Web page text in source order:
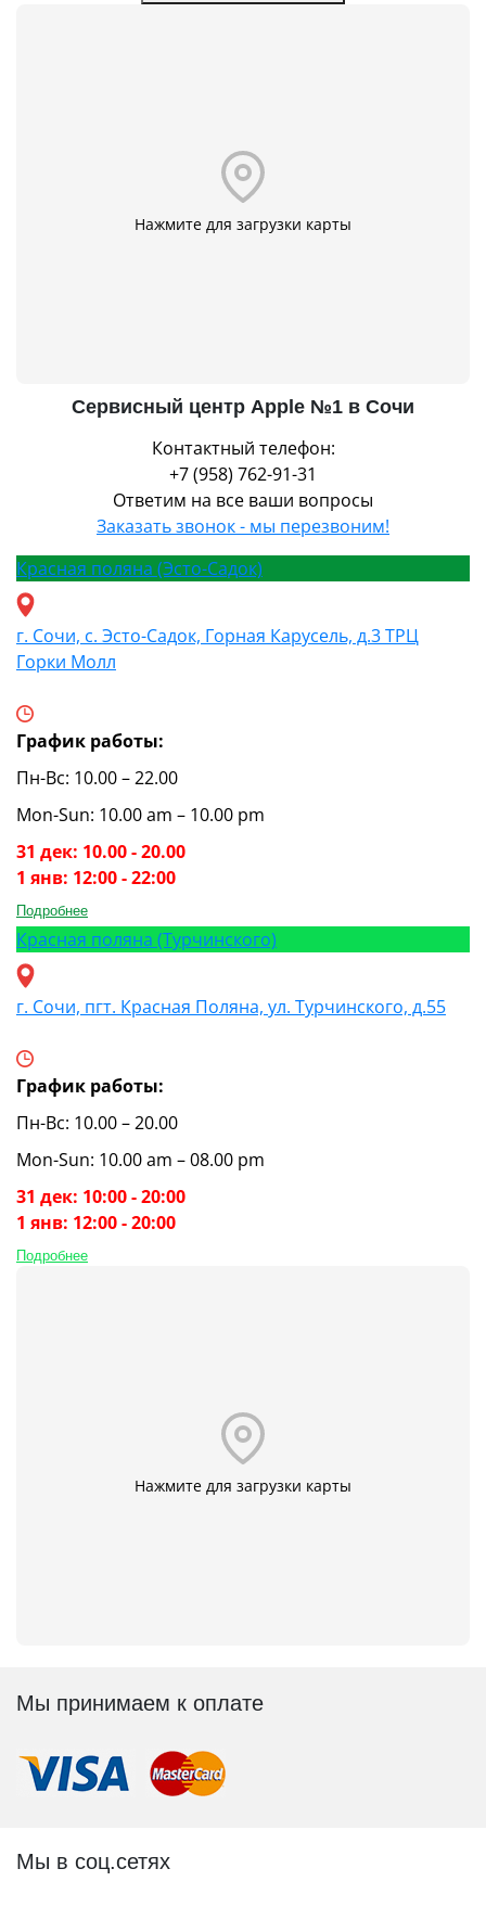
Нажмите для загрузки карты
Сервисный центр Apple №1 в Сочи
Контактный телефон:
+7 (958) 762-91-31
Ответим на все ваши вопросы
Заказать звонок - мы перезвоним!
Красная поляна (Эсто-Садок)
г. Сочи, с. Эсто-Садок, Горная Карусель, д.3 ТРЦ
Горки Молл
График работы:
Пн-Вс: 10.00 – 22.00
Mon-Sun: 10.00 am – 10.00 pm
31 дек: 10.00 - 20.00
1 янв: 12:00 - 22:00
Подробнее
Красная поляна (Турчинского)
г. Сочи, пгт. Красная Поляна, ул. Турчинского, д.55
График работы:
Пн-Вс: 10.00 – 20.00
Mon-Sun: 10.00 am – 08.00 pm
31 дек: 10:00 - 20:00
1 янв: 12:00 - 20:00
Подробнее
Нажмите для загрузки карты
Мы принимаем к оплате
Мы в соц.сетях